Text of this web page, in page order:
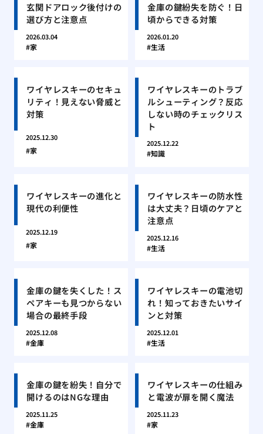
玄関ドアロック後付けの
選び方と注意点
2026.03.04
家
金庫の鍵紛失を防ぐ！日
頃からできる対策
2026.01.20
生活
ワイヤレスキーのセキュ
リティ！見えない脅威と
対策
2025.12.30
家
ワイヤレスキーのトラブ
ルシューティング？反応
しない時のチェックリス
ト
2025.12.22
知識
ワイヤレスキーの進化と
現代の利便性
2025.12.19
家
ワイヤレスキーの防水性
は大丈夫？日頃のケアと
注意点
2025.12.16
生活
金庫の鍵を失くした！ス
ペアキーも見つからない
場合の最終手段
2025.12.08
金庫
ワイヤレスキーの電池切
れ！知っておきたいサイ
ンと対策
2025.12.01
生活
金庫の鍵を紛失！自分で
開けるのはNGな理由
2025.11.25
金庫
ワイヤレスキーの仕組み
と電波が扉を開く魔法
2025.11.23
家